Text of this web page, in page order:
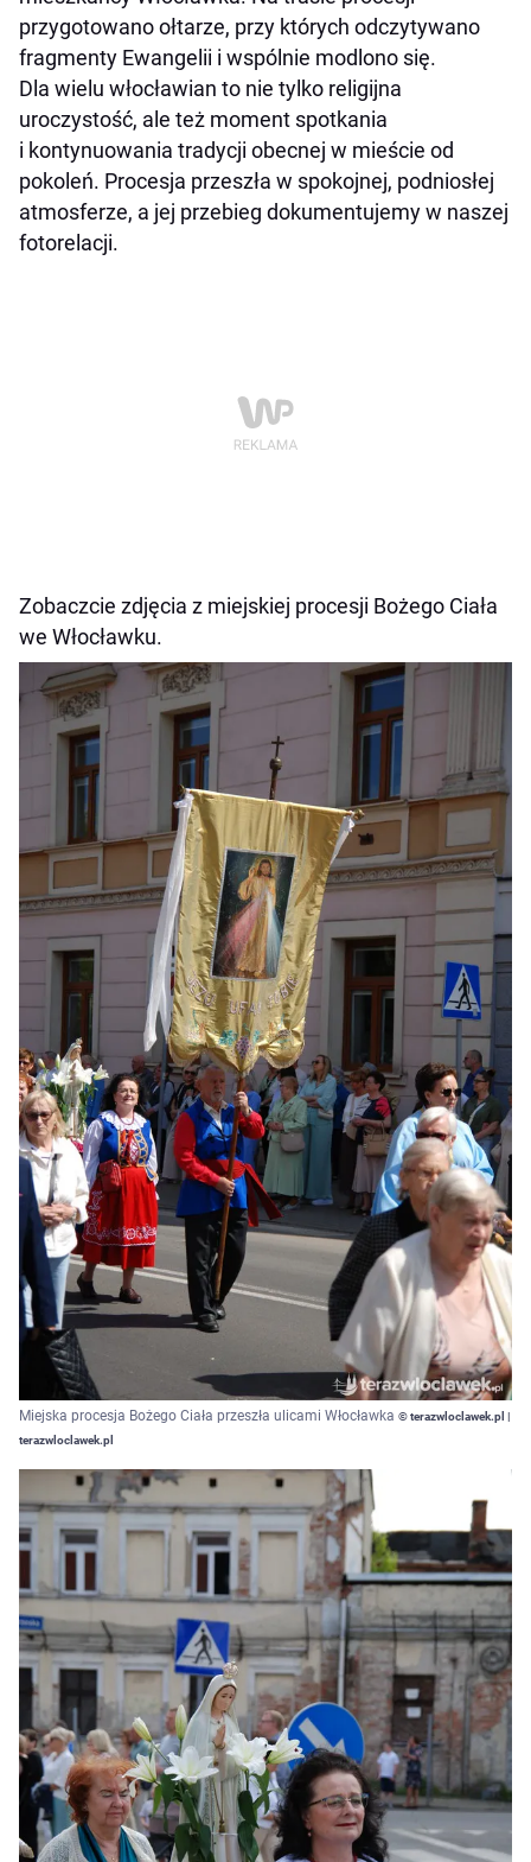
przygotowano ołtarze, przy których odczytywano
fragmenty Ewangelii i wspólnie modlono się.
Dla wielu włocławian to nie tylko religijna
uroczystość, ale też moment spotkania
i kontynuowania tradycji obecnej w mieście od
pokoleń. Procesja przeszła w spokojnej, podniosłej
atmosferze, a jej przebieg dokumentujemy w naszej
fotorelacji.
Zobaczcie zdjęcia z miejskiej procesji Bożego Ciała
we Włocławku.
Miejska procesja Bożego Ciała przeszła ulicami Włocławka © terazwloclawek.pl |
terazwloclawek.pl